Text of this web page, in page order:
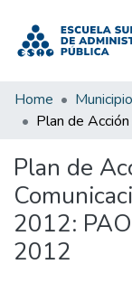
Home
Plan de
2012:
2012